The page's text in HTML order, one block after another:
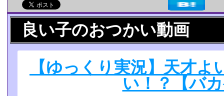
良い子のおつかい動画
【ゆっくり実況】天才
い！？【バ